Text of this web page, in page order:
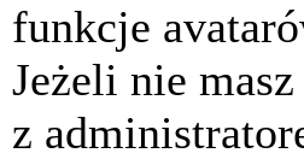
funkcje
Jeżeli nie
z